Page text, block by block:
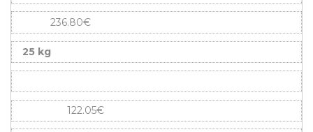
236.80€
25 kg
122.05€